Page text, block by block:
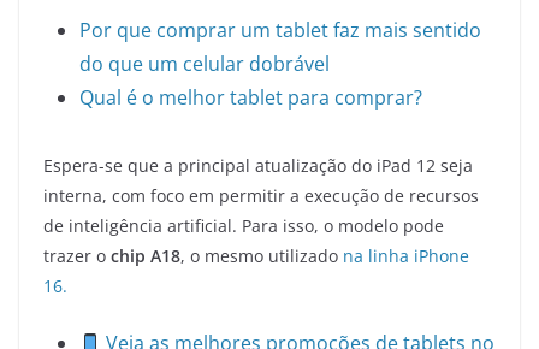
Por que comprar um tablet faz mais sentido
do que um celular dobrável
Qual é o melhor tablet para comprar?
Espera-se que a principal atualização do iPad 12 seja
interna, com foco em permitir a execução de recursos
de inteligência artificial. Para isso, o modelo pode
trazer o chip A18, o mesmo utilizado na linha iPhone
16.
Veja as melhores promoções de tablets no